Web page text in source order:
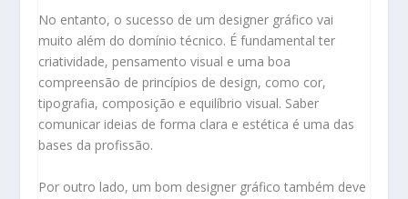
No entanto, o sucesso de um designer gráfico vai
muito além do domínio técnico. É fundamental ter
criatividade, pensamento visual e uma boa
compreensão de princípios de design, como cor,
tipografia, composição e equilíbrio visual. Saber
comunicar ideias de forma clara e estética é uma das
bases da profissão.
Por outro lado, um bom designer gráfico também deve